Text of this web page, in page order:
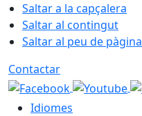
Saltar a la capçalera
Saltar al contingut
Saltar al peu de pàgina
Contactar
Idiomes